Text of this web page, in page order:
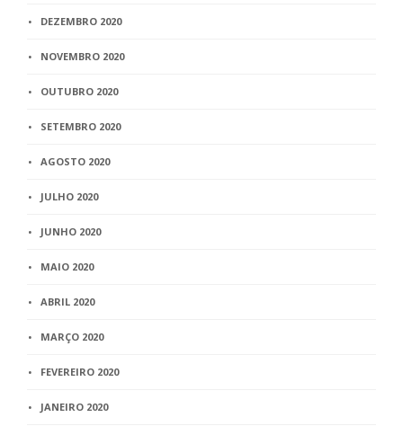
DEZEMBRO 2020
NOVEMBRO 2020
OUTUBRO 2020
SETEMBRO 2020
AGOSTO 2020
JULHO 2020
JUNHO 2020
MAIO 2020
ABRIL 2020
MARÇO 2020
FEVEREIRO 2020
JANEIRO 2020